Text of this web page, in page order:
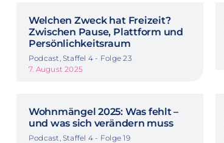
Welchen Zweck hat Freizeit?
Zwischen Pause, Plattform und
Persönlichkeitsraum
Podcast, Staffel 4 - Folge 23
7. August 2025
Wohnmängel 2025: Was fehlt –
und was sich verändern muss
Podcast, Staffel 4 - Folge 19